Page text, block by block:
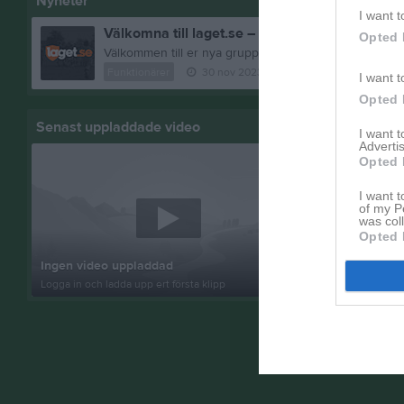
I want
Opted
I want
Opted
I want
Opted
I want
of my
was
Opted
Välkomna till laget.se – Här finns viktig
kommentarer
Senast uppladdade video
Ingen video uppladdad
Logga in och ladda upp ert första klipp
Senast